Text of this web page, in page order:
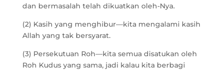
dan bermasalah telah dikuatkan oleh-Nya.
(2) Kasih yang menghibur—kita mengalami kasih
Allah yang tak bersyarat.
(3) Persekutuan Roh—kita semua disatukan oleh
Roh Kudus yang sama, jadi kalau kita berbagi